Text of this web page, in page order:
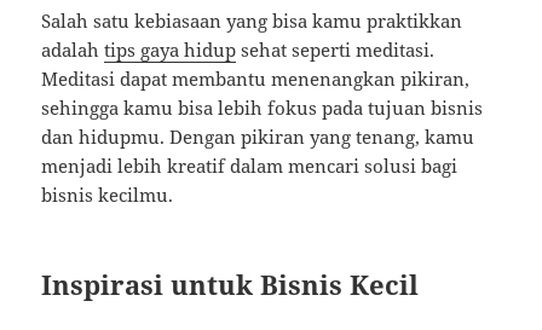
Salah satu kebiasaan yang bisa kamu praktikkan
adalahtips gaya hidup sehat seperti meditasi.
Meditasi dapat membantu menenangkan pikiran,
sehingga kamu bisa lebih fokus pada tujuan bisnis
dan hidupmu. Dengan pikiran yang tenang, kamu
menjadi lebih kreatif dalam mencari solusi bagi
bisnis kecilmu.
Inspirasi untuk Bisnis Kecil